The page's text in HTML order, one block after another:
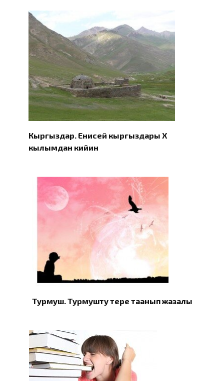
Кыргыздар. Eнисей кыргыздары X
кылымдан кийин
Турмуш. Турмушту терең таанып жазалы